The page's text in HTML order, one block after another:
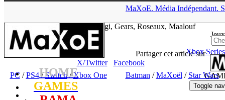
MaXoE. Média Indépendant.
HOME
GAMES
Jeux
Xbox
Toggle
Star Wars, Batman, Luigi, Gears, Roseaux, Maalouf
Partager cet article sur
X/Twitter
Facebook
PC /PS4/Switch/Xbox One Batman /MaXoël / Star Wars